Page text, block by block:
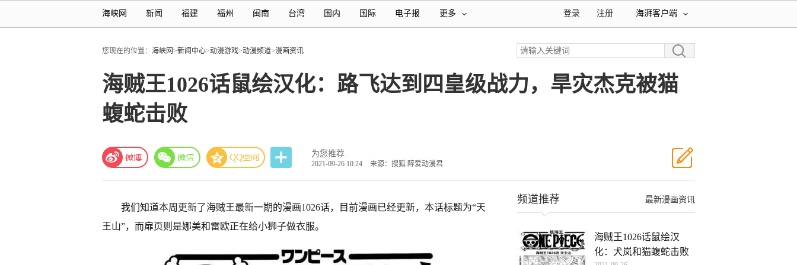
海峡网 新闻 福建 福州 闽南 台湾 国内 国际 电子报 更多 海湃客户端
注册
登录
您现在的位置： 海峡网>新闻中心>动漫游戏>动漫频道>漫画资讯
海贼王1026话鼠绘汉化：路飞达到四皇级战力，旱灾杰克被猫
蝮蛇击败
为您推荐
2021-09-26 10:24 来源：搜狐 醉爱动漫君
我们知道本周更新了海贼王最新一期的漫画1026话，目前漫画已经更新，本话标题为“天
王山”，而扉页则是娜美和雷欧正在给小狮子做衣服。
最新漫画资讯
频道推荐
海贼王1026话鼠绘汉
化：犬岚和猫蝮蛇击败